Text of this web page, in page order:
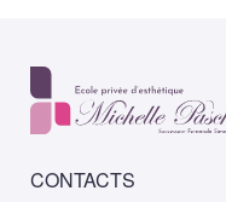
CONTACTS